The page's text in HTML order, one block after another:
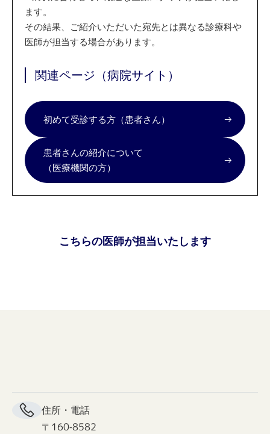
ます。
その結果、ご紹介いただいた宛先とは異なる診療科や
医師が担当する場合があります。
関連ページ（病院サイト）
初めて受診する方（患者さん）
患者さんの紹介について
（医療機関の方）
こちらの医師が担当いたします
住所・電話
〒160-8582